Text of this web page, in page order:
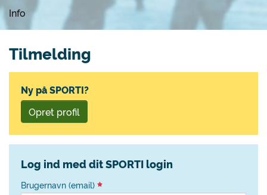
Info
Tilmelding
Ny på SPORTI?
Opret profil
Log ind med dit SPORTI login
Brugernavn (email)